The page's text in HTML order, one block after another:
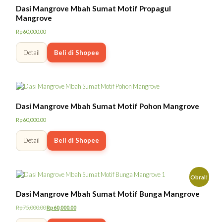
Dasi Mangrove Mbah Sumat Motif Propagul
Mangrove
Rp60,000.00
Detail Beli di Shopee
Dasi Mangrove Mbah Sumat Motif Pohon Mangrove
Rp60,000.00
Detail Beli di Shopee
Obral!
Dasi Mangrove Mbah Sumat Motif Bunga Mangrove
Rp75,000.00
Harga
Rp60,000.00
Harga